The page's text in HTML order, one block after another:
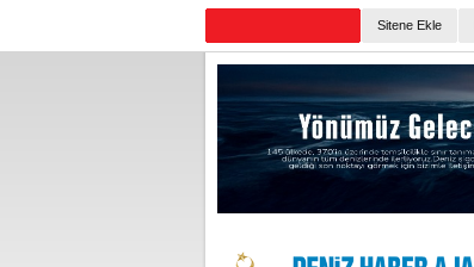
Sitene Ekle